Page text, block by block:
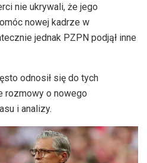
nie ukrywali, że jego
nowej kadrze w
jednak PZPN podjął inne
odnosił się do tych
rozmowy o nowego
i analizy.